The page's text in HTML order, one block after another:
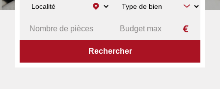
APPARTEMENT